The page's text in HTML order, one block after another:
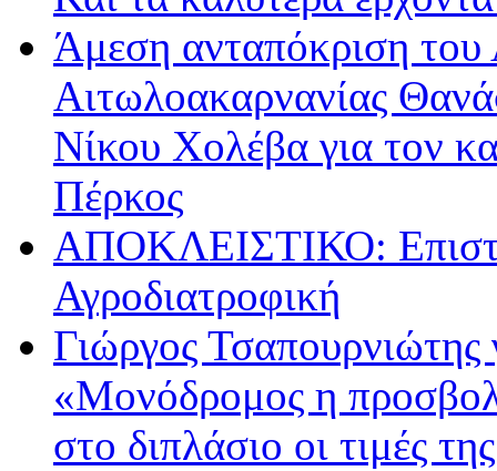
Άμεση ανταπόκριση του
Αιτωλοακαρνανίας
Νίκου Χολέβα για τον
Πέρκος
ΑΠΟΚΛΕΙΣΤΙΚΟ:
Αγροδιατροφική
Γιώργος
«Μονόδρομος η
στο διπλάσιο οι τιμές